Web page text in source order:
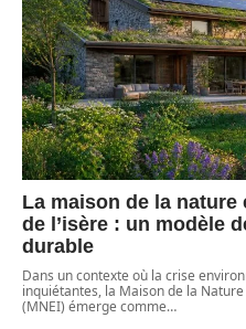
La maison de la nature
de l’isère : un modèle
durable
Dans un contexte où la crise
inquiétantes, la Maison de la Nature
(MNEI) émerge comme…